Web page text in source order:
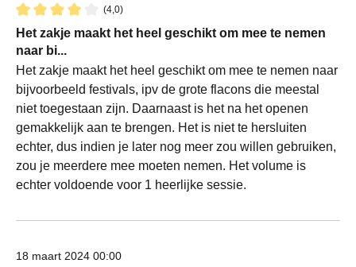
(4,0)
Recensie met een waardering van 4 van de 5 sterren
Het zakje maakt het heel geschikt om mee te nemen
naar bi...
Het zakje maakt het heel geschikt om mee te nemen naar
bijvoorbeeld festivals, ipv de grote flacons die meestal
niet toegestaan zijn. Daarnaast is het na het openen
gemakkelijk aan te brengen. Het is niet te hersluiten
echter, dus indien je later nog meer zou willen gebruiken,
zou je meerdere mee moeten nemen. Het volume is
echter voldoende voor 1 heerlijke sessie.
18 maart 2024 00:00